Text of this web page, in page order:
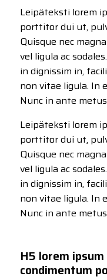
Leipäteksti lorem
porttitor dui ut,
Quisque nec
vel ligula ac
in dignissim in,
non vitae ligula. In
Nunc in ante metus
Leipäteksti lorem
porttitor dui ut,
Quisque nec
vel ligula ac
in dignissim in,
non vitae ligula. In
Nunc in ante metus
H5 lorem
condimentum